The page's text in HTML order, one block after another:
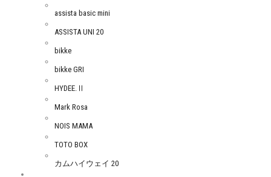
assista basic mini
ASSISTA UNI 20
bikke
bikke GRI
HYDEE.Ⅱ
Mark Rosa
NOIS MAMA
TOTO BOX
カムハイウェイ 20